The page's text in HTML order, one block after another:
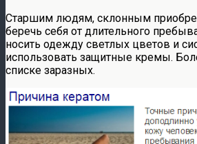
Старшим людям, склонным
беречь себя от длительного
носить одежду светлых цветов и
использовать защитные кремы.
списке заразных.